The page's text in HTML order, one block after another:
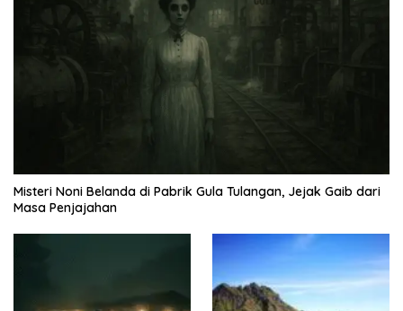
Misteri Noni Belanda di Pabrik Gula Tulangan, Jejak Gaib dari
Masa Penjajahan